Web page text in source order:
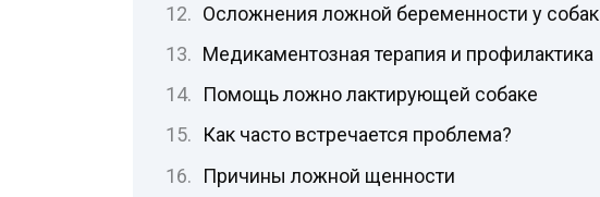
Осложнения ложной беременности у собак
Медикаментозная терапия и профилактика
Помощь ложно лактирующей собаке
Как часто встречается проблема?
Причины ложной щенности